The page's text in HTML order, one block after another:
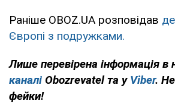
Раніше OBOZ.UA розповідав
Європі з подружками.
Лише перевірена інформація в
каналі Obozrevatel та у Viber.
фейки!